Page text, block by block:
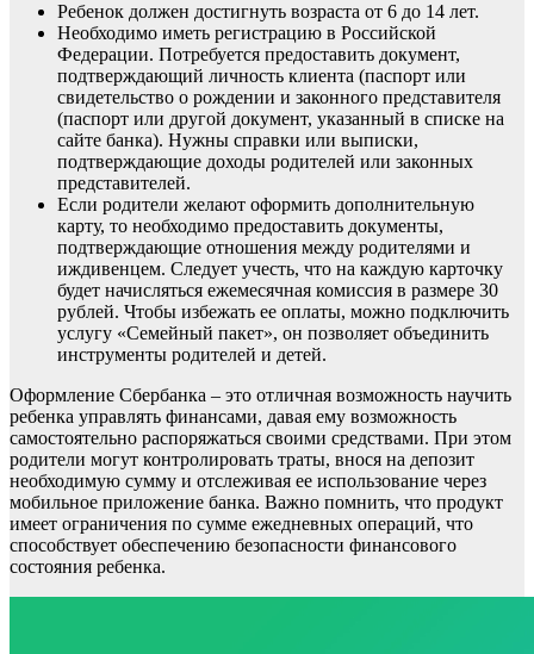
Ребенок должен достигнуть возраста от 6 до 14 лет.
Необходимо иметь регистрацию в Российской
Федерации. Потребуется предоставить документ,
подтверждающий личность клиента (паспорт или
свидетельство о рождении и законного представителя
(паспорт или другой документ, указанный в списке на
сайте банка). Нужны справки или выписки,
подтверждающие доходы родителей или законных
представителей.
Если родители желают оформить дополнительную
карту, то необходимо предоставить документы,
подтверждающие отношения между родителями и
иждивенцем. Следует учесть, что на каждую карточку
будет начисляться ежемесячная комиссия в размере 30
рублей. Чтобы избежать ее оплаты, можно подключить
услугу «Семейный пакет», он позволяет объединить
инструменты родителей и детей.
Оформление Сбербанка – это отличная возможность научить
ребенка управлять финансами, давая ему возможность
самостоятельно распоряжаться своими средствами. При этом
родители могут контролировать траты, внося на депозит
необходимую сумму и отслеживая ее использование через
мобильное приложение банка. Важно помнить, что продукт
имеет ограничения по сумме ежедневных операций, что
способствует обеспечению безопасности финансового
состояния ребенка.